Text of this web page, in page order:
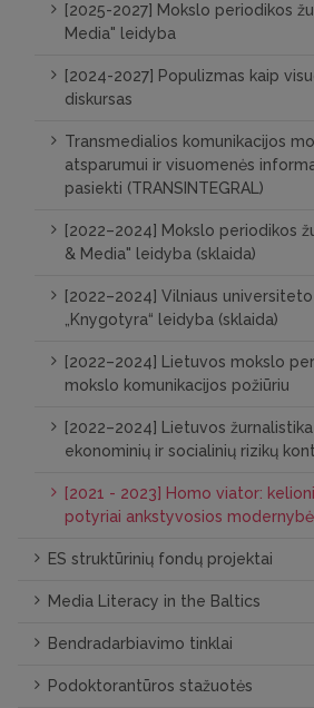
[2025-2027] Mokslo periodikos
Media" leidyba
[2024-2027] Populizmas kaip
diskursas
Transmedialios komunikacijos
atsparumui ir visuomenės
pasiekti (TRANSINTEGRAL)
[2022–2024] Mokslo periodikos
& Media" leidyba (sklaida)
[2022–2024] Vilniaus
„Knygotyra“ leidyba (sklaida)
[2022–2024] Lietuvos mokslo
mokslo komunikacijos požiūriu
[2022–2024] Lietuvos
ekonominių ir socialinių rizikų
[2021 - 2023] Homo viator:
potyriai ankstyvosios
ES struktūrinių fondų projektai
Media Literacy in the Baltics
Bendradarbiavimo tinklai
Podoktorantūros stažuotės